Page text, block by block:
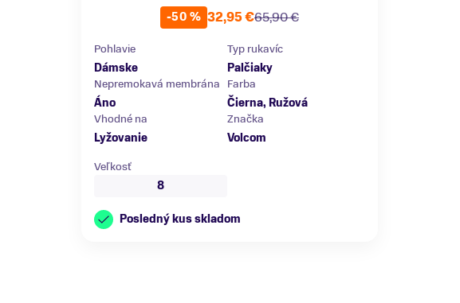
-50 %
65,90 €
32,95 €
Pohlavie
Dámske
Typ rukavíc
Palčiaky
Nepremokavá membrána
Áno
Farba
Čierna, Ružová
Vhodné na
Lyžovanie
Značka
Volcom
Veľkosť
8
Posledný kus skladom